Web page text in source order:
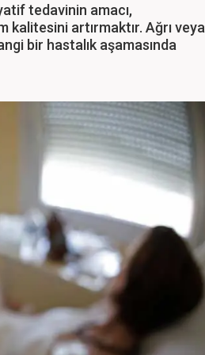
tedavinin amacı,
artırmaktır. Ağrı veya
bir hastalık aşamasında